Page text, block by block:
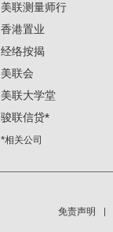
美联测量师行
香港置业
经络按揭
美联会
美联大学堂
骏联信贷*
*相关公司
免责声明